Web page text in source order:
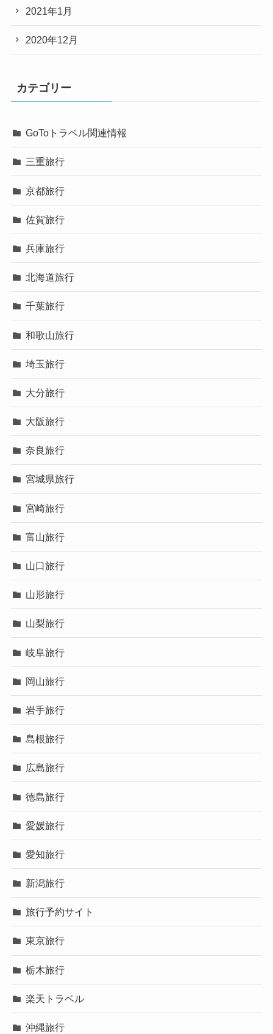
2021年1月
2020年12月
カテゴリー
GoToトラベル関連情報
三重旅行
京都旅行
佐賀旅行
兵庫旅行
北海道旅行
千葉旅行
和歌山旅行
埼玉旅行
大分旅行
大阪旅行
奈良旅行
宮城県旅行
宮崎旅行
富山旅行
山口旅行
山形旅行
山梨旅行
岐阜旅行
岡山旅行
岩手旅行
島根旅行
広島旅行
徳島旅行
愛媛旅行
愛知旅行
新潟旅行
旅行予約サイト
東京旅行
栃木旅行
楽天トラベル
沖縄旅行